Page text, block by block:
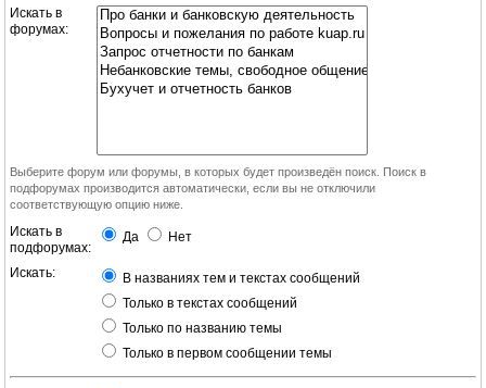
Искать в
форумах:
Выберите форум или форумы, в которых будет произведён поиск. Поиск в
подфорумах производится автоматически, если вы не отключили
соответствующую опцию ниже.
Искать в
подфорумах:
Да Нет
Искать:
В названиях тем и текстах сообщений
Только в текстах сообщений
Только по названию темы
Только в первом сообщении темы